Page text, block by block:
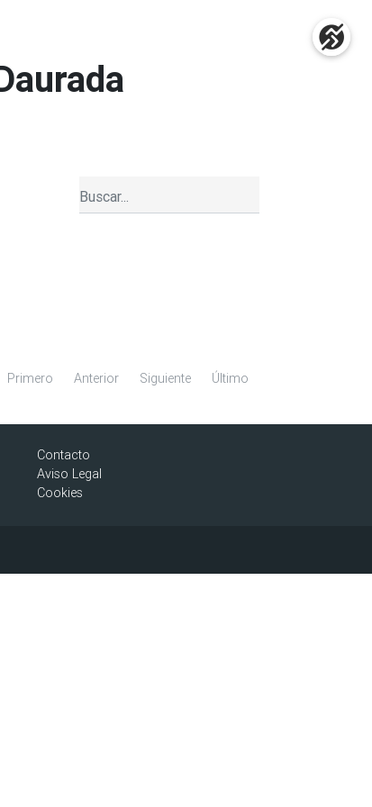
Primero Anterior Siguiente Último
Contacto
Aviso Legal
Cookies